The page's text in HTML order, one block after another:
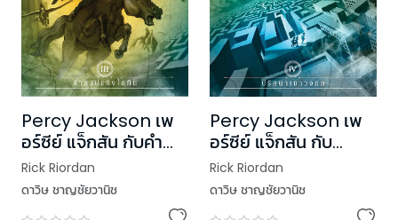
Percy Jackson เพ
อร์ซีย์ แจ็กสัน กับคำ
สาปแห่งไททัน (ปกใหม่)
Rick Riordan
ดาวิษ ชาญชัยวานิช
Percy Jackson เพ
อร์ซีย์ แจ็กสัน กับ
ปริศนาเขาวงกต (ปก
ใหม่)
Rick Riordan
ดาวิษ ชาญชัยวานิช